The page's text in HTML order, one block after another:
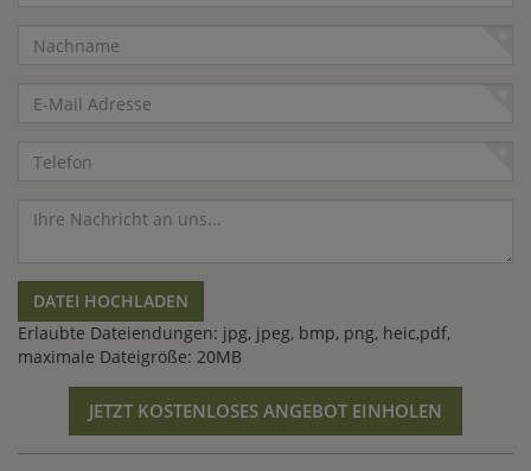
Nachname
Mail
Telefon
Nachricht
DATEI HOCHLADEN
Erlaubte Dateiendungen: jpg, jpeg, bmp, png, heic,pdf,
maximale Dateigröße: 20MB
JETZT KOSTENLOSES ANGEBOT EINHOLEN